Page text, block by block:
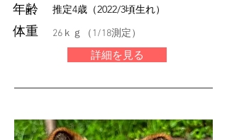
年齢 推定4歳（2022/3頃生れ）
体重
26ｋｇ（1/18測定）
詳細を見る